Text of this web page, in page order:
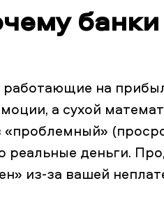
на
а сухой
реальные деньги.
из-за вашей